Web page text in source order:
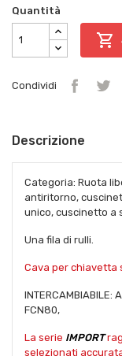
Quantità

Condividi
Descrizione
Categoria: Ruota
antiritorno,
unico, cuscinetto a
Una fila di rulli.
Cava per chiavetta
INTERCAMBIABILE:
FCN80,
La serie IMPORT
selezionati